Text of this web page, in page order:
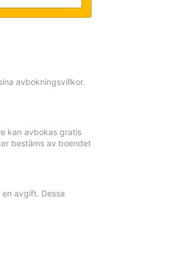
avbokningsvillkor.
kan avbokas gratis
bestäms av boendet
avgift. Dessa